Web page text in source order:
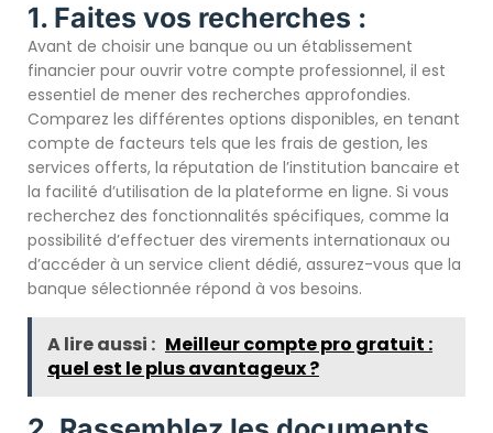
1. Faites vos recherches :
Avant de choisir une banque ou un établissement
financier pour ouvrir votre compte professionnel, il est
essentiel de mener des recherches approfondies.
Comparez les différentes options disponibles, en tenant
compte de facteurs tels que les frais de gestion, les
services offerts, la réputation de l’institution bancaire et
la facilité d’utilisation de la plateforme en ligne. Si vous
recherchez des fonctionnalités spécifiques, comme la
possibilité d’effectuer des virements internationaux ou
d’accéder à un service client dédié, assurez-vous que la
banque sélectionnée répond à vos besoins.
A lire aussi : Meilleur compte pro gratuit :
quel est le plus avantageux ?